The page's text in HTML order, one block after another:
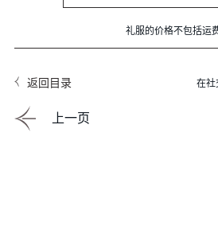
礼服的价格不包括运费
返回目录 在社
上一页